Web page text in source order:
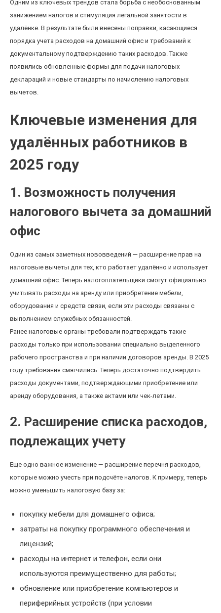
Одним из ключевых трендов стала борьба с необоснованным
занижением налогов и стимуляция легальной занятости в
удалёнке. В результате были внесены поправки, касающиеся
порядка учета расходов на домашний офис и требований к
документальному подтверждению таких расходов. Также
появились обновленные формы для подачи налоговых
деклараций и новые стандарты по начислению налоговых
вычетов.
Ключевые изменения для
удалённых работников в
2025 году
1. Возможность получения
налогового вычета за домашний
офис
Один из самых заметных нововведений — расширение прав на
налоговые вычеты для тех, кто работает удалённо и использует
домашний офис. Теперь налогоплательщики смогут официально
учитывать расходы на аренду или приобретение мебели,
оборудования и средств связи, если эти расходы связаны с
выполнением служебных обязанностей.
Ранее налоговые органы требовали подтверждать такие
расходы только при использовании специально выделенного
рабочего пространства и при наличии договоров аренды. В 2025
году требования смягчились. Теперь достаточно подтвердить
расходы документами, подтверждающими приобретение или
аренду оборудования, а также актами или чек-летами.
2. Расширение списка расходов,
подлежащих учету
Еще одно важное изменение — расширение перечня расходов,
которые можно учесть при подсчёте налогов. К примеру, теперь
можно уменьшить налоговую базу за:
покупку мебели для домашнего офиса;
затраты на покупку программного обеспечения и
лицензий;
расходы на интернет и телефон, если они
используются преимущественно для работы;
обновление или приобретение компьютеров и
периферийных устройств (при условии